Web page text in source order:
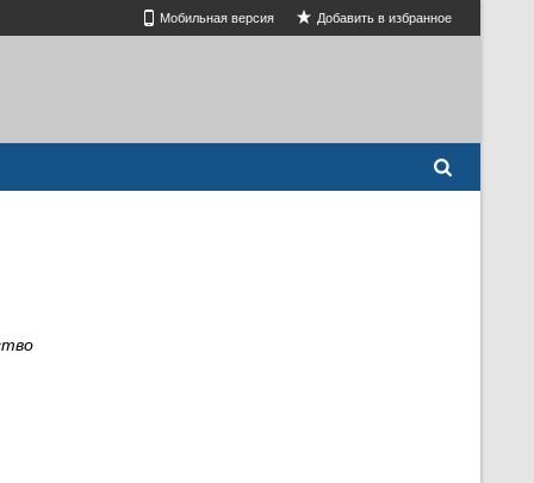
Мобильная версия Добавить в избранное